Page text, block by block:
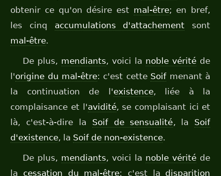
obtenir ce qu'on désire est mal-être; en bref,
les cinq accumulations d'attachement sont
mal-être.
De plus, mendiants, voici la noble vérité de
l'origine du mal-être: c'est cette Soifmenant à
la continuation de l'existence, liée à la
complaisance et l'avidité, se complaisant ici et
là, c'est-à-dire la Soif de sensualité, la Soif
d'existence, la Soif de non-existence.
De plus, mendiants, voici la noble vérité de
la cessation du mal-être: c'est la disparition